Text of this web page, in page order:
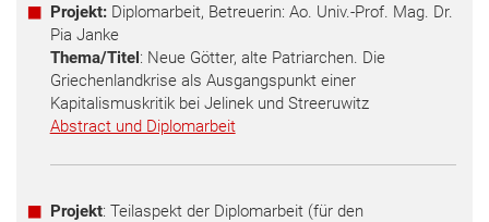
Projekt: Diplomarbeit, Betreuerin: Ao. Univ.-Prof. Mag. Dr.
Pia Janke
Thema/Titel: Neue Götter, alte Patriarchen. Die
Griechenlandkrise als Ausgangspunkt einer
Kapitalismuskritik bei Jelinek und Streeruwitz
Abstract und Diplomarbeit
Projekt: Teilaspekt der Diplomarbeit (für den